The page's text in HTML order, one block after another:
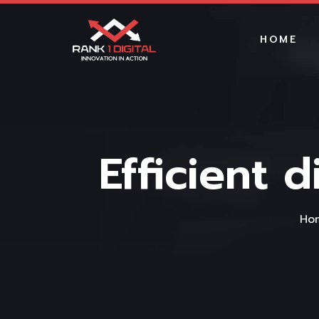
HOME
Efficient